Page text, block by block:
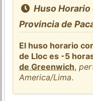
Huso Horario
Provincia de
El huso horario
de Lloc es -5
de Greenwich,
America/Lima.